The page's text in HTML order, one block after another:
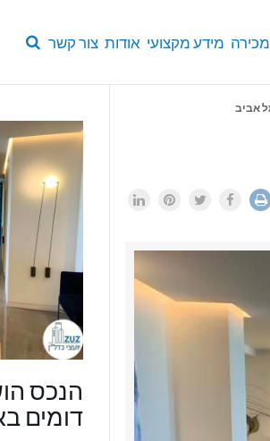
מידע מקצועי אודות צור קשר
אביב
הנכס
דומים